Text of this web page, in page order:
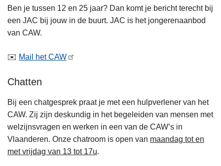
Ben je tussen 12 en 25 jaar? Dan komt je bericht terecht bij
een JAC bij jouw in de buurt. JAC is het jongerenaanbod
van CAW.
✉️ Mail het CAW
Chatten
Bij een chatgesprek praat je met een hulpverlener van het
CAW. Zij zijn deskundig in het begeleiden van mensen met
welzijnsvragen en werken in een van de CAW’s in
Vlaanderen. Onze chatroom is open van maandag tot en
met vrijdag van 13 tot 17u.